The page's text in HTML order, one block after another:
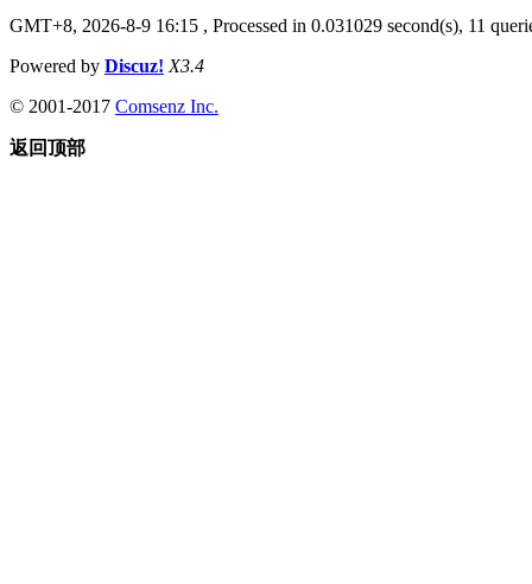
GMT+8, 2026-8-9 16:15 , Processed in 0.031029 second(s), 11
Powered by Discuz! X3.4
© 2001-2017 Comsenz Inc.
返回顶部